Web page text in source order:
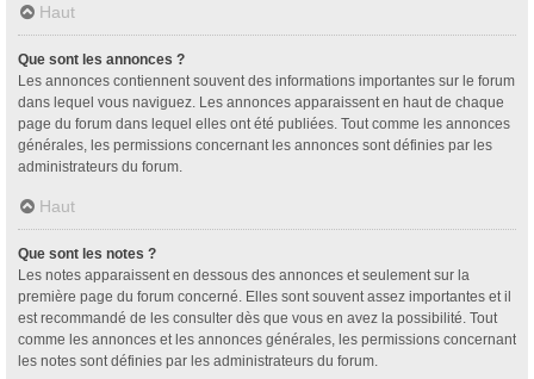
Haut
Que sont les annonces ?
Les annonces contiennent souvent des informations importantes sur le forum
dans lequel vous naviguez. Les annonces apparaissent en haut de chaque
page du forum dans lequel elles ont été publiées. Tout comme les annonces
générales, les permissions concernant les annonces sont définies par les
administrateurs du forum.
Haut
Que sont les notes ?
Les notes apparaissent en dessous des annonces et seulement sur la
première page du forum concerné. Elles sont souvent assez importantes et il
est recommandé de les consulter dès que vous en avez la possibilité. Tout
comme les annonces et les annonces générales, les permissions concernant
les notes sont définies par les administrateurs du forum.